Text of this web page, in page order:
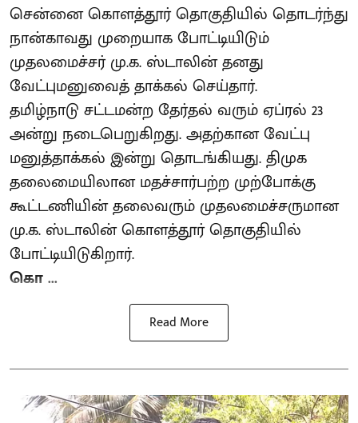
சென்னை கொளத்தூர் தொகுதியில் தொடர்ந்து
நான்காவது முறையாக போட்டியிடும்
முதலமைச்சர் மு.க. ஸ்டாலின் தனது
வேட்புமனுவைத் தாக்கல் செய்தார்.
தமிழ்நாடு சட்டமன்ற தேர்தல் வரும் ஏப்ரல் 23
அன்று நடைபெறுகிறது. அதற்கான வேட்பு
மனுத்தாக்கல் இன்று தொடங்கியது. திமுக
தலைமையிலான மதச்சார்பற்ற முற்போக்கு
கூட்டணியின் தலைவரும் முதலமைச்சருமான
மு.க. ஸ்டாலின் கொளத்தூர் தொகுதியில்
போட்டியிடுகிறார்.
கொ ...
Read More